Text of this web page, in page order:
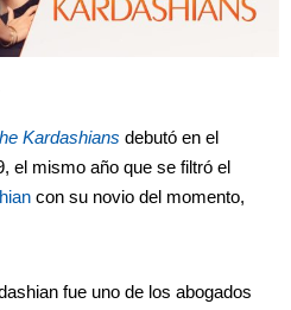
Kardashians debutó en el
el mismo año que se filtró el
con su novio del momento,
fue uno de los abogados